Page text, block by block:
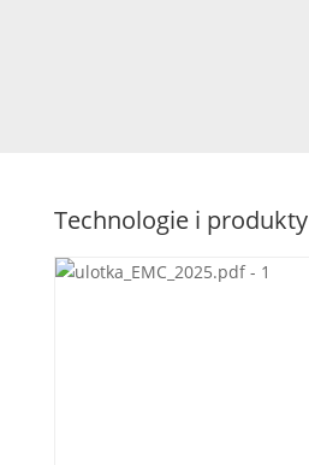
Technologie i produkty